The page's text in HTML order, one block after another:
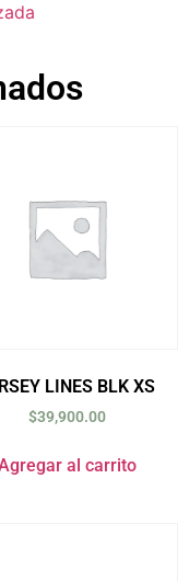
LINES BLK XS
$39,900.00
al carrito